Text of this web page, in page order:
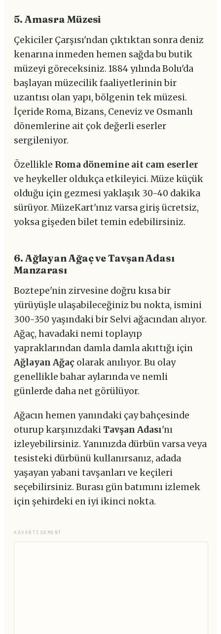
5. Amasra Müzesi
Çekiciler Çarşısı'ndan çıktıktan sonra deniz
kenarına inmeden hemen sağda bu butik
müzeyi göreceksiniz. 1884 yılında Bolu'da
başlayan müzecilik faaliyetlerinin bir
uzantısı olan yapı, bölgenin tek müzesi.
İçeride Roma, Bizans, Ceneviz ve Osmanlı
dönemlerine ait çok değerli eserler
sergileniyor.
Özellikle Roma dönemine ait cam eserler
ve heykeller oldukça etkileyici. Müze küçük
olduğu için gezmesi yaklaşık 30-40 dakika
sürüyor. MüzeKart'ınız varsa giriş ücretsiz,
yoksa gişeden bilet temin edebilirsiniz.
6. Ağlayan Ağaç ve Tavşan Adası
Manzarası
Boztepe'nin zirvesine doğru kısa bir
yürüyüşle ulaşabileceğiniz bu nokta, ismini
300-350 yaşındaki bir Selvi ağacından alıyor.
Ağaç, havadaki nemi toplayıp
yapraklarından damla damla akıttığı için
Ağlayan Ağaç olarak anılıyor. Bu olay
genellikle bahar aylarında ve nemli
günlerde daha net görülüyor.
Ağacın hemen yanındaki çay bahçesinde
oturup karşınızdaki Tavşan Adası'nı
izleyebilirsiniz. Yanınızda dürbün varsa veya
tesisteki dürbünü kullanırsanız, adada
yaşayan yabani tavşanları ve keçileri
seçebilirsiniz. Burası gün batımını izlemek
için şehirdeki en iyi ikinci nokta.
ADVERTISEMENT